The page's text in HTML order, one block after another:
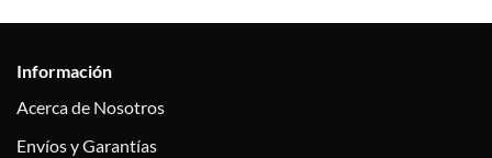
Información
Acerca de Nosotros
Envíos y Garantías